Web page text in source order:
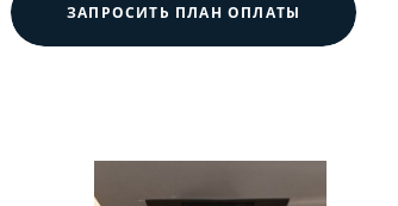
ЗАПРОСИТЬ ПЛАН ОПЛАТЫ